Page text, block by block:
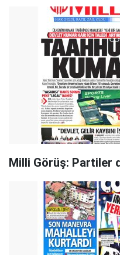
Milli Görüş: Partiler